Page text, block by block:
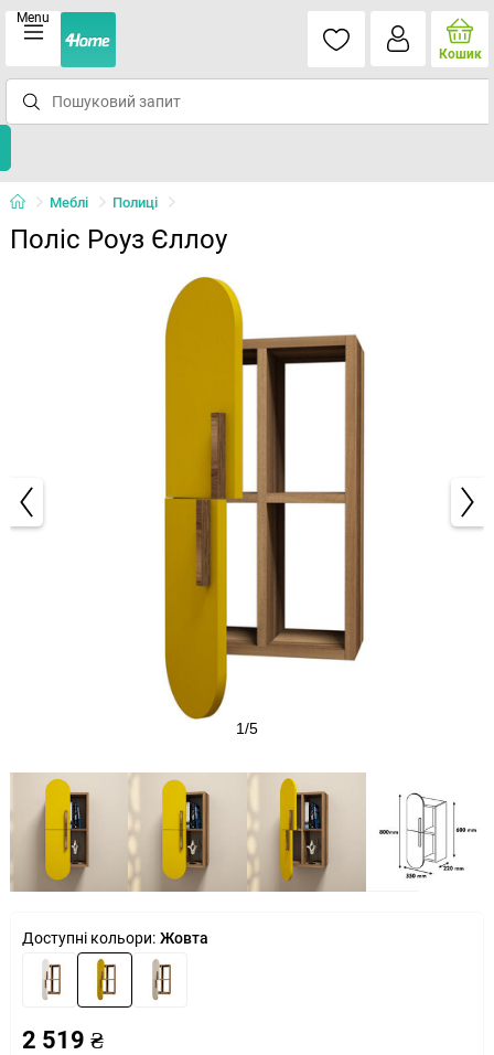
Menu
Кошик
Меблі Полиці
Поліс Роуз Єллоу
1/5
Доступні кольори: Жовта
2 519 ₴